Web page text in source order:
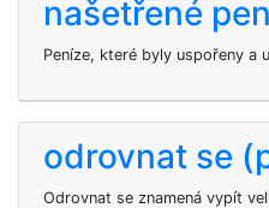
našetřené
Peníze, které byly uspořeny a
odrovnat se
Odrovnat se znamená vypít